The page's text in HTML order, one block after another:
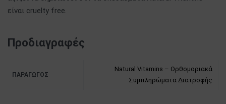
είναι cruelty free.
Προδιαγραφές
ΠΑΡΑΓΩΓΌΣ
Natural Vitamins – Ορθομοριακά
Συμπληρώματα Διατροφής